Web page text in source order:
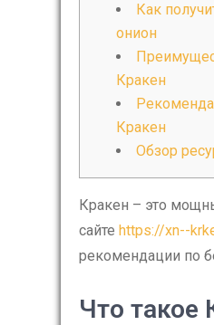
Как
онион
Кракен
Кракен
Обзор
Кракен – это
сайте https://xn--
рекомендации по
Что такое